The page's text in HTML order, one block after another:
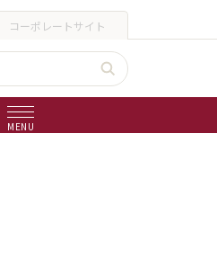
コーポレートサイト
MENU